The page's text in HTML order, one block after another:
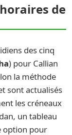
de
des cinq
) pour Callian
la méthode
sont actualisés
les créneaux
un tableau
option pour